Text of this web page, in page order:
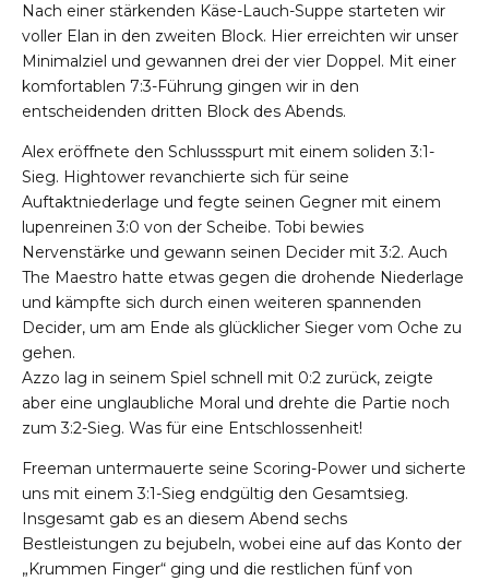
Nach einer stärkenden Käse-Lauch-Suppe starteten wir
voller Elan in den zweiten Block. Hier erreichten wir unser
Minimalziel und gewannen drei der vier Doppel. Mit einer
komfortablen 7:3-Führung gingen wir in den
entscheidenden dritten Block des Abends.
Alex eröffnete den Schlussspurt mit einem soliden 3:1-
Sieg. Hightower revanchierte sich für seine
Auftaktniederlage und fegte seinen Gegner mit einem
lupenreinen 3:0 von der Scheibe. Tobi bewies
Nervenstärke und gewann seinen Decider mit 3:2. Auch
The Maestro hatte etwas gegen die drohende Niederlage
und kämpfte sich durch einen weiteren spannenden
Decider, um am Ende als glücklicher Sieger vom Oche zu
gehen.
Azzo lag in seinem Spiel schnell mit 0:2 zurück, zeigte
aber eine unglaubliche Moral und drehte die Partie noch
zum 3:2-Sieg. Was für eine Entschlossenheit!
Freeman untermauerte seine Scoring-Power und sicherte
uns mit einem 3:1-Sieg endgültig den Gesamtsieg.
Insgesamt gab es an diesem Abend sechs
Bestleistungen zu bejubeln, wobei eine auf das Konto der
„Krummen Finger“ ging und die restlichen fünf von